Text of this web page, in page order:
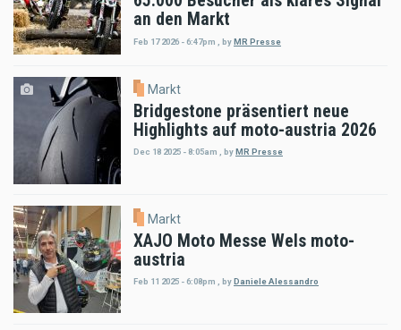
an den Markt
Feb 17 2026 - 6:47pm byMR Presse
Markt
Bridgestone präsentiert neue
Highlights auf moto-austria 2026
Dec 18 2025 - 8:05am , by MR Presse
Markt
XAJO Moto Messe Wels moto-
austria
Feb 11 2025 - 6:08pm byDaniele Alessandro